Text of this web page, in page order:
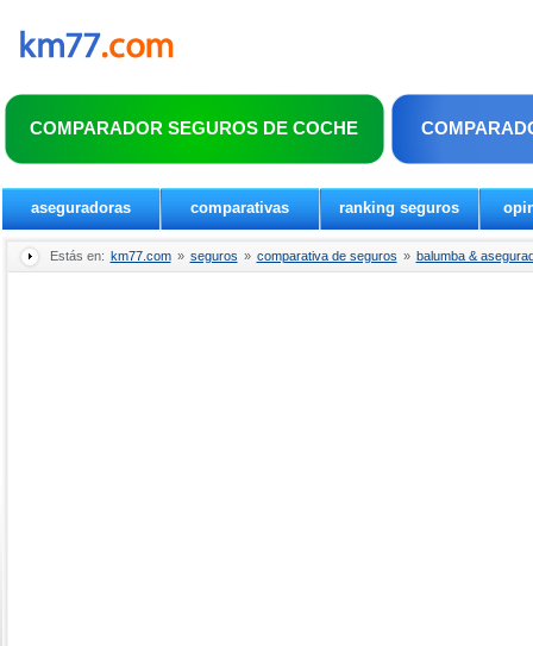
COMPARADOR SEGUROS DE COCHE
aseguradoras comparativas ranking seguros
Estás en: km77.com » seguros » comparativa de seguros » balumba &